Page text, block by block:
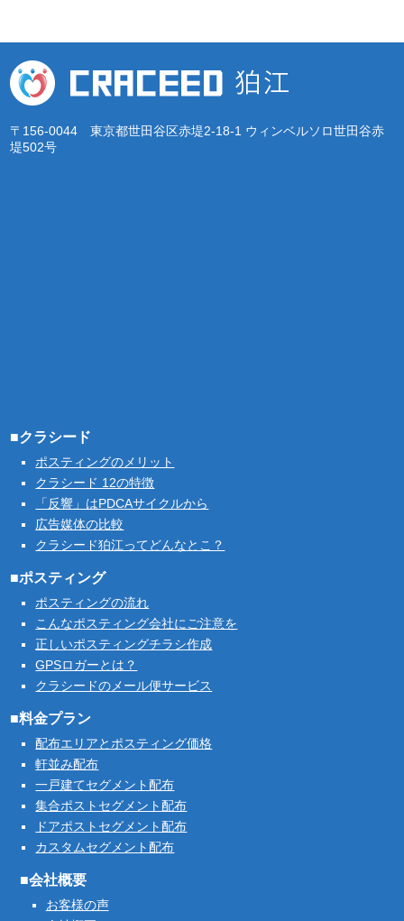
〒156-0044 東京都世田谷区赤堤2-18-1 ウィンベルソロ世田谷赤
堤502号
■クラシード
ポスティングのメリット
クラシード 12の特徴
「反響」はPDCAサイクルから
広告媒体の比較
クラシード狛江ってどんなとこ？
■ポスティング
ポスティングの流れ
こんなポスティング会社にご注意を
正しいポスティングチラシ作成
GPSロガーとは？
クラシードのメール便サービス
■料金プラン
配布エリアとポスティング価格
軒並み配布
一戸建てセグメント配布
集合ポストセグメント配布
ドアポストセグメント配布
カスタムセグメント配布
■会社概要
お客様の声